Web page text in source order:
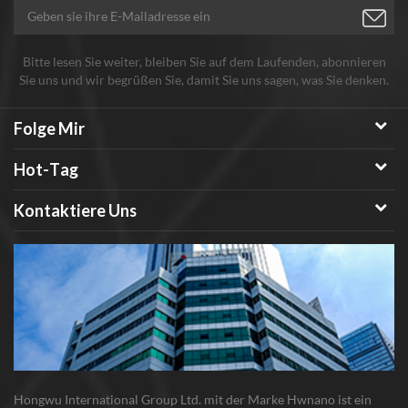
Bitte lesen Sie weiter, bleiben Sie auf dem Laufenden, abonnieren
Sie uns und wir begrüßen Sie, damit Sie uns sagen, was Sie denken.
Folge Mir
Hot-Tag
Kontaktiere Uns
Hongwu International Group Ltd. mit der Marke Hwnano ist ein